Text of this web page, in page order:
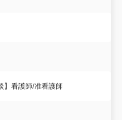
】看護師/准看護師